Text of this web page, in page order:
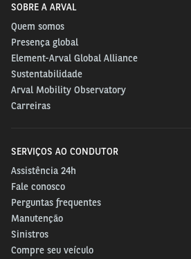
SOBRE A ARVAL
Quem somos
Presença global
Element-Arval Global Alliance
Sustentabilidade
Arval Mobility Observatory
Carreiras
SERVIÇOS AO CONDUTOR
Assistência 24h
Fale conosco
Perguntas frequentes
Manutenção
Sinistros
Compre seu veículo